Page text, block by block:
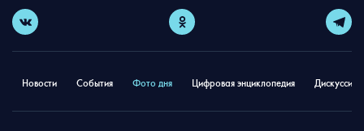
Новости События Фото дня Цифровая энциклопедия